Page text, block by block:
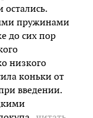
пружинами
до сих пор
низкого
коньки от
введении.